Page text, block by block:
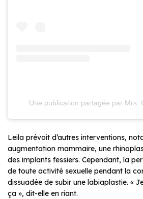
Une publication partagée par Mrs.
Leila prévoit d’autres interventions,
augmentation mammaire, une
des implants fessiers. Cependant, la
de toute activité sexuelle pendant la
dissuadée de subir une labiaplastie. «
ça », dit-elle en riant.